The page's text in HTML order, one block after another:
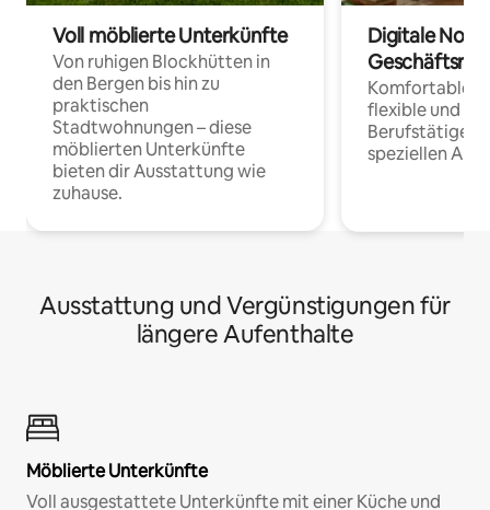
Voll möblierte Unterkünfte
Von ruhigen Blockhütten in
den Bergen bis hin zu
praktischen
Stadtwohnungen – diese
möblierten Unterkünfte
bieten dir Ausstattung wie
zuhause.
Digitale
Komfortable
flexible und
Berufstätige
speziellen
Ausstattung und Vergünstigungen für
längere Aufenthalte
Möblierte Unterkünfte
Voll ausgestattete Unterkünfte mit einer Küche und